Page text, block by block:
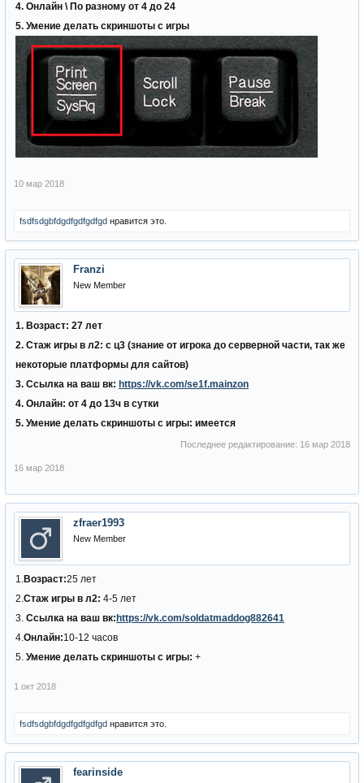
4. Онлайн \ По разному от 4 до 24
5. Умение делать скриншоты с игры
10 мар 2018
fsdfsdgbfdgdfgdfgdfgd нравится это.
Franzi
New Member
1. Возраст: 27 лет
2. Стаж игры в л2: с ц3 (знание от игрока до серверной части, так же
некоторые платформы для сайтов)
3. Ссылка на ваш вк: https://vk.com/se1f.mainzon
4. Онлайн: от 4 до 13ч в сутки
5. Умение делать скриншоты с игры: имеется
Последнее редактирование: 16 мар 2018
16 мар 2018
zfraer1993
New Member
1.Возраст:25 лет
2.Стаж игры в л2: 4-5 лет
3. Ссылка на ваш вк: https://vk.com/soldatmaddog882641
4.Онлайн:10-12 часов
5. Умение делать скриншоты с игры: +
1 окт 2018
fsdfsdgbfdgdfgdfgdfgd нравится это.
fearinside